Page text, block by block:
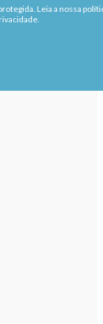
Leia a nossa